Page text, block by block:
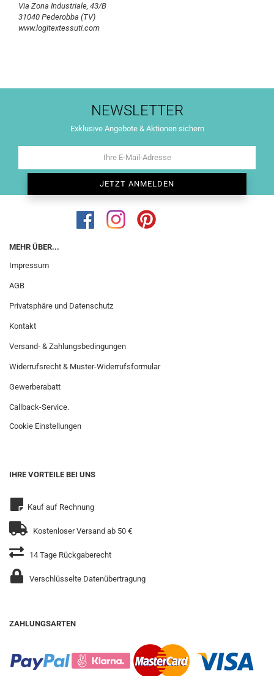
Via Zona Industriale, 43/B
31040 Pederobba (TV)
www.logitextessuti.com
NEWSLETTER
Exklusive Angebote & Aktionen sichern
MEHR ÜBER...
Impressum
AGB
Privatsphäre und Datenschutz
Kontakt
Versand- & Zahlungsbedingungen
Widerrufsrecht & Muster-Widerrufsformular
Gewerberabatt
Callback-Service.
Cookie Einstellungen
IHRE VORTEILE BEI UNS
Kauf auf Rechnung
Kostenloser Versand ab 50 €
14 Tage Rückgaberecht
Verschlüsselte Datenübertragung
ZAHLUNGSARTEN